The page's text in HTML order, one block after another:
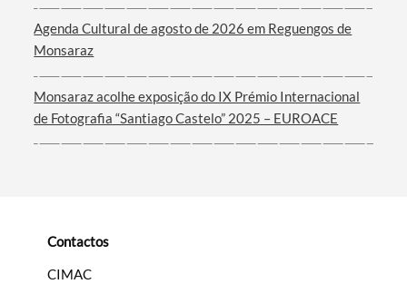
Categorias gerais
Filtros
Agenda Cultural de agosto de 2026 em Reguengos de
Monsaraz
Monsaraz acolhe exposição do IX Prémio Internacional
de Fotografia “Santiago Castelo” 2025 – EUROACE
Contactos
CIMAC